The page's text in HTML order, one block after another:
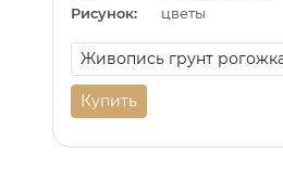
Рисунок:
цветы
Купить